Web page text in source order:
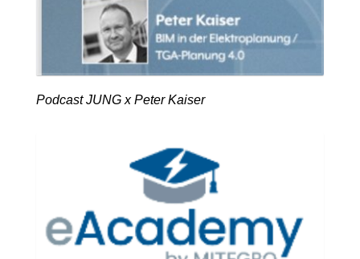
Podcast JUNG x Peter Kaiser